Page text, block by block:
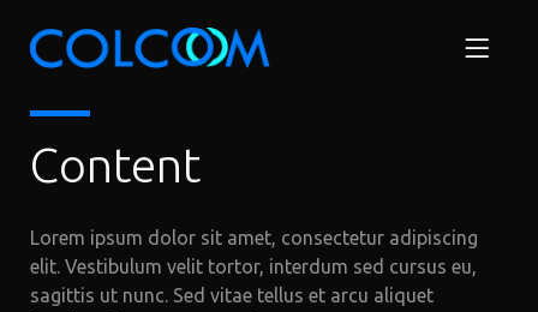
Content
Lorem ipsum dolor sit amet, consectetur adipiscing
elit. Vestibulum velit tortor, interdum sed cursus eu,
sagittis ut nunc. Sed vitae tellus et arcu aliquet